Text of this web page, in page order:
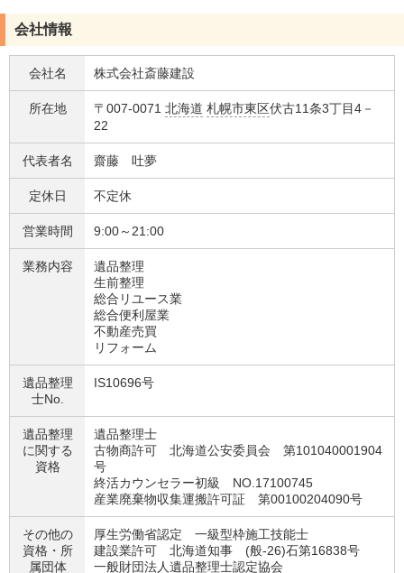
会社情報
会社名 株式会社斎藤建設
所在地 〒007-0071 北海道 札幌市東区伏古11条3丁目4－
22
代表者名 齋藤 吐夢
定休日 不定休
営業時間 9:00～21:00
業務内容
遺品整理
生前整理
総合リユース業
総合便利屋業
不動産売買
リフォーム
遺品整理
士No.
IS10696号
遺品整理
に関する
資格
遺品整理士
古物商許可 北海道公安委員会 第101040001904
号
終活カウンセラー初級 NO.17100745
産業廃棄物収集運搬許可証 第00100204090号
その他の
資格・ 所
属団体
厚生労働省認定 一級型枠施工技能士
建設業許可 北海道知事 (般-26)石第16838号
一般財団法人遺品整理士認定協会